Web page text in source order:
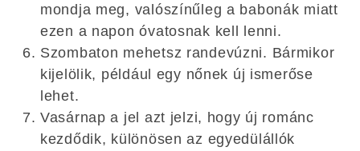
mondja meg, valószínűleg a babonák miatt
ezen a napon óvatosnak kell lenni.
Szombaton mehetsz randevúzni. Bármikor
kijelölik, például egy nőnek új ismerőse
lehet.
Vasárnap a jel azt jelzi, hogy új románc
kezdődik, különösen az egyedülállók